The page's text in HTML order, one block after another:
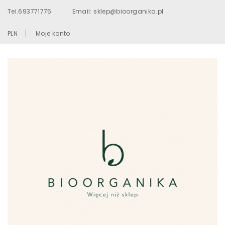
Tel.693771775 Email: sklep@bioorganika.pl
PLN Moje konto